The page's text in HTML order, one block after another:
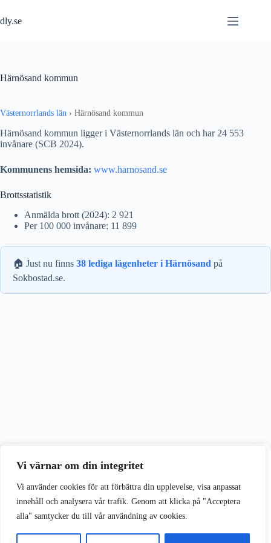
Vi värnar om din integritet
Vi använder cookies för att förbättra din upplevelse, visa anpassat
innehåll och analysera vår trafik. Genom att klicka på "Acceptera
alla" samtycker du till vår användning av cookies.
Vi använder cookies för att förbättra din upplevelse på vår webbplats.
Acceptera alla
till
innehåll
dly.se
Härnösand kommun
Västernorrlands län › Härnösand kommun
Härnösand kommun ligger i Västernorrlands län och har 24 553
invånare (SCB 2024).
Kommunens hemsida: www.harnosand.se
Brottsstatistik
Anmälda brott (2024): 2 921
Per 100 000 invånare: 11 899
🏠 Just nu finns 38 lediga lägenheter i Härnösand på
Sokbostad.se.